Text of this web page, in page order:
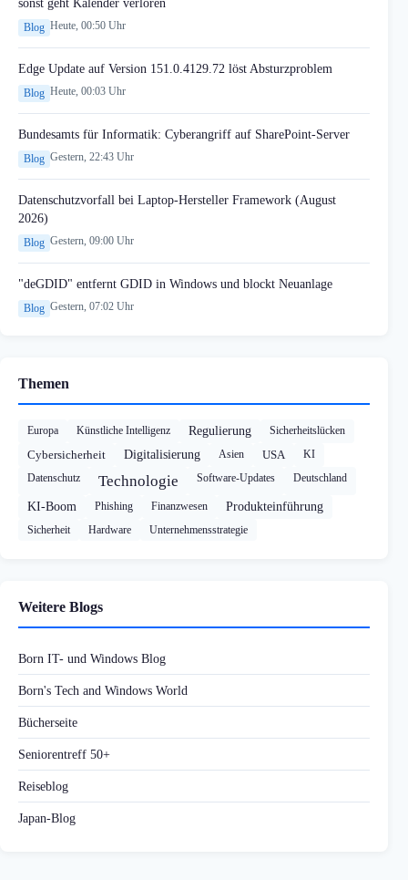
Blog Heute, 00:50 Uhr
Edge Update auf Version 151.0.4129.72 löst Absturzproblem
Blog Heute, 00:03 Uhr
Bundesamts für Informatik: Cyberangriff auf SharePoint-Server
Blog Gestern, 22:43 Uhr
Datenschutzvorfall bei Laptop-Hersteller Framework (August
2026)
Blog Gestern, 09:00 Uhr
"deGDID" entfernt GDID in Windows und blockt Neuanlage
Blog Gestern, 07:02 Uhr
Themen
Europa Künstliche Intelligenz Regulierung Sicherheitslücken
Cybersicherheit Digitalisierung Asien USA
KI
Datenschutz
Technologie Software-Updates Deutschland
KI-Boom Phishing Finanzwesen Produkteinführung
Sicherheit Hardware Unternehmensstrategie
Weitere Blogs
Born IT- und Windows Blog
Born's Tech and Windows World
Bücherseite
Seniorentreff 50+
Reiseblog
Japan-Blog